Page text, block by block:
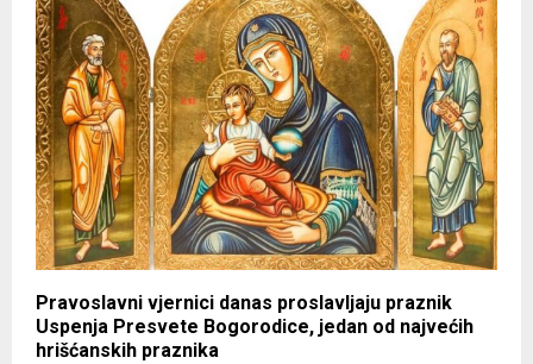
Pravoslavni vjernici danas proslavljaju praznik
Uspenja Presvete Bogorodice, jedan od najvećih
hrišćanskih praznika